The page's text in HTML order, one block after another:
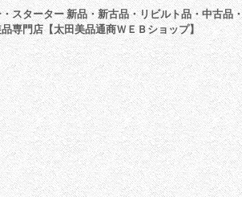
スターター 新品・新古品・リビルト品・中古品
専門店【太田美品通商ＷＥＢショップ】